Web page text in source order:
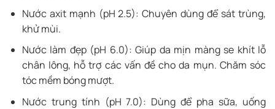
Nước axit mạnh (pH 2.5): Chuyên dùng để sát trùng,
khử mùi.
Nước làm đẹp (pH 6.0): Giúp da mịn màng se khít lỗ
chân lông, hỗ trợ các vấn đề cho da mụn. Chăm sóc
tóc mềm bóng mượt.
Nước trung tính (pH 7.0): Dùng để pha sữa, uống